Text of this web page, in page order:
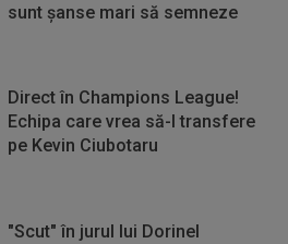
sunt șanse mari să semneze
Direct în Champions League!
Echipa care vrea să-l transfere
pe Kevin Ciubotaru
"Scut" în jurul lui Dorinel